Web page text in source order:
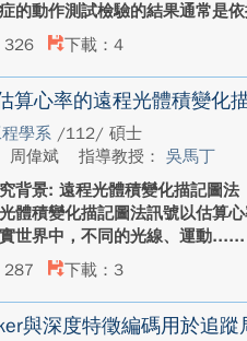
的動作測試檢驗的結果通常是
326
下載：4
算心率的遠程光體積變化
學系 /112/ 碩士
周偉斌
指導教授： 吳馬丁
背景: 遠程光體積變化描記圖法
體積變化描記圖法訊號以估算
世界中，不同的光線、運動...
287
下載：3
與深度特徵編碼用於追